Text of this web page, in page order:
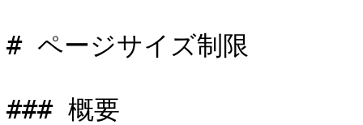
# ページサイズ制限
### 概要